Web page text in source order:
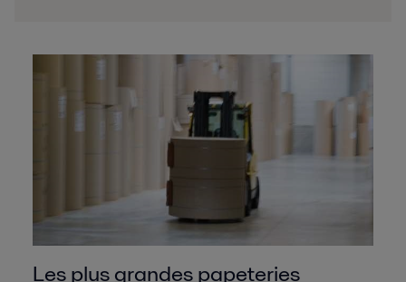
Les plus grandes papeteries